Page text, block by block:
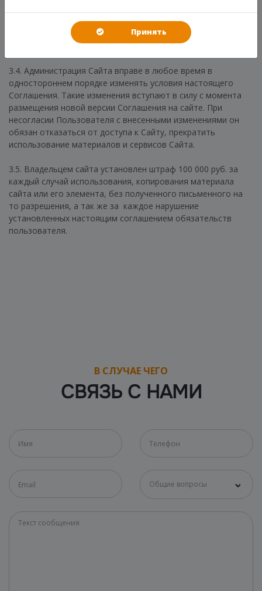
предпринять позднее соответствующие действия в защиту
своих интересов и защиту авторских прав на охраняемые в
соответствии с законодательством материалы Сайта.
3.4. Администрация Сайта вправе в любое время в
одностороннем порядке изменять условия настоящего
Соглашения. Такие изменения вступают в силу с момента
размещения новой версии Соглашения на сайте. При
несогласии Пользователя с внесенными изменениями он
обязан отказаться от доступа к Сайту, прекратить
использование материалов и сервисов Сайта.
3.5. Владельцем сайта установлен штраф 100 000 руб. за
каждый случай использования, копирования материала
сайта или его элемента, без полученного письменного на
то разрешения, а так же за каждое нарушение
установленных настоящим соглашением обязательств
пользователя.
В СЛУЧАЕ ЧЕГО
СВЯЗЬ С НАМИ
Общие вопросы
Принять